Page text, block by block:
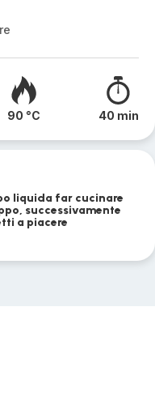
90 °C 40 min
liquida far cucinare
successivamente
a piacere